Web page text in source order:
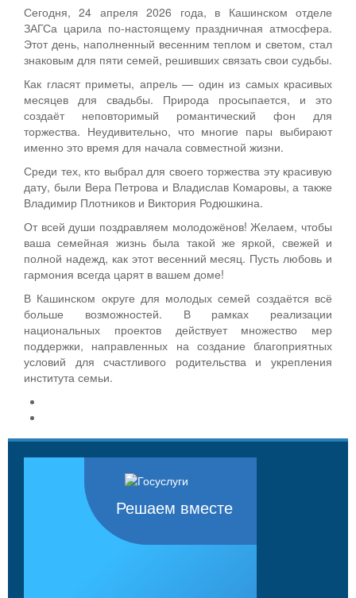
Сегодня, 24 апреля 2026 года, в Кашинском отделе
ЗАГСа царила по-настоящему праздничная атмосфера.
Этот день, наполненный весенним теплом и светом, стал
знаковым для пяти семей, решивших связать свои судьбы.
Как гласят приметы, апрель — один из самых красивых
месяцев для свадьбы. Природа просыпается, и это
создаёт неповторимый романтический фон для
торжества. Неудивительно, что многие пары выбирают
именно это время для начала совместной жизни.
Среди тех, кто выбрал для своего торжества эту красивую
дату, были Вера Петрова и Владислав Комаровы, а также
Владимир Плотников и Виктория Родюшкина.
От всей души поздравляем молодожёнов! Желаем, чтобы
ваша семейная жизнь была такой же яркой, свежей и
полной надежд, как этот весенний месяц. Пусть любовь и
гармония всегда царят в вашем доме!
В Кашинском округе для молодых семей создаётся всё
больше возможностей. В рамках реализации
национальных проектов действует множество мер
поддержки, направленных на создание благоприятных
условий для счастливого родительства и укрепления
института семьи.
Решаем вместе